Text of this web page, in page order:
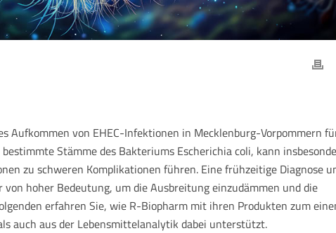
Aufkommen von EHEC-Infektionen in Mecklenburg-Vorpommern
Stämme des Bakteriums Escherichia coli, kann
zu schweren Komplikationen führen. Eine frühzeitige Diagnose
hoher Bedeutung, um die Ausbreitung einzudämmen und die
erfahren Sie, wie R-Biopharm mit ihren Produkten zum
auch aus der Lebensmittelanalytik dabei unterstützt.